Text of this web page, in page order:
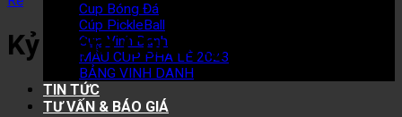
Cup Bóng Đá
Cúp PickleBall
Cup Vinh Danh
MẪU CUP PHA LÊ 2023
BẢNG VINH DANH
TIN TỨC
TƯ VẤN & BÁO GIÁ
Kỷ Niệm Chương Basic 11